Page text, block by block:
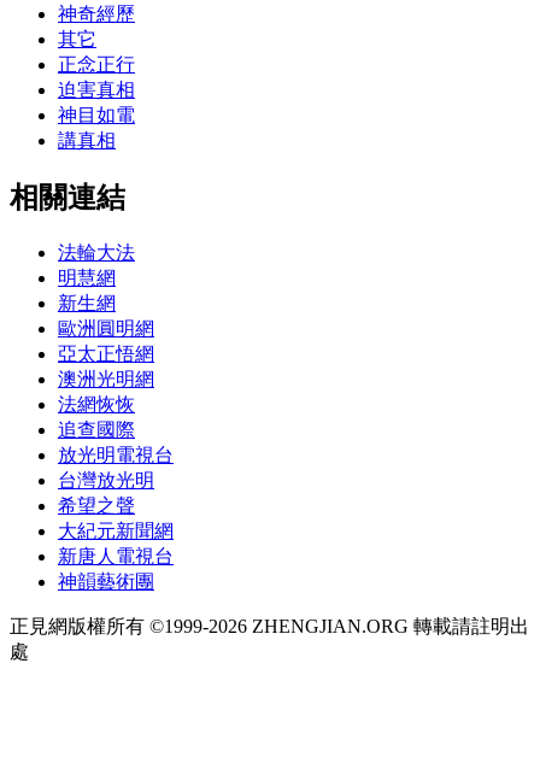
神奇經歷
其它
正念正行
迫害真相
神目如電
講真相
相關連結
法輪大法
明慧網
新生網
歐洲圓明網
亞太正悟網
澳洲光明網
法網恢恢
追查國際
放光明電視台
台灣放光明
希望之聲
大紀元新聞網
新唐人電視台
神韻藝術團
正見網版權所有 ©1999-2026 ZHENGJIAN.ORG 轉載請註明出
處